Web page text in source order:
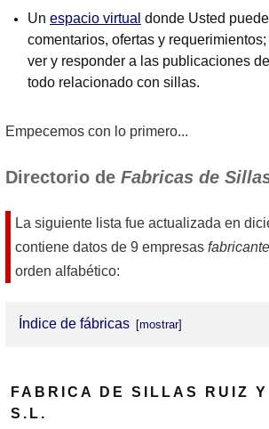
Un espacio virtual donde Usted
comentarios, ofertas y
ver y responder a las publicaciones
todo relacionado con sillas.
Empecemos con lo primero...
Directorio de Fabricas de
La siguiente lista fue actualizada en
contiene datos de 9 empresas
orden alfabético:
Índice de fábricas
FABRICA DE SILLAS RUIZ
S.L.